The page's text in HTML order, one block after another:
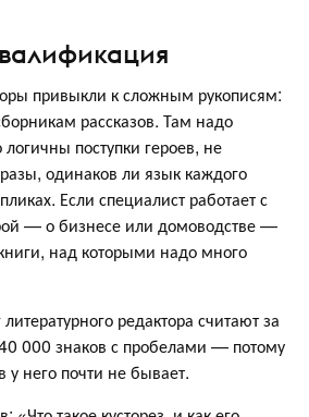
привыкли к сложным рукописям:
рассказов. Там надо
поступки героев, не
одинаков ли язык каждого
Если специалист работает с
— о бизнесе или домоводстве —
над которыми надо много
редактора считают за
000 знаков с пробелами — потому
него почти не бывает.